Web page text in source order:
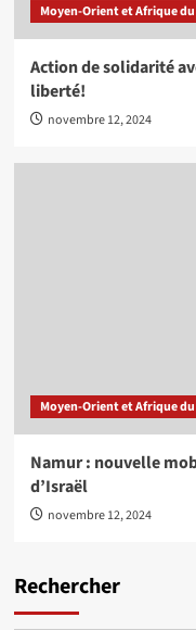
Moyen-Orient et Afrique
Action de solidarité
liberté!
novembre 12, 2024
Moyen-Orient et Afrique
Namur : nouvelle
d’Israël
novembre 12, 2024
Rechercher